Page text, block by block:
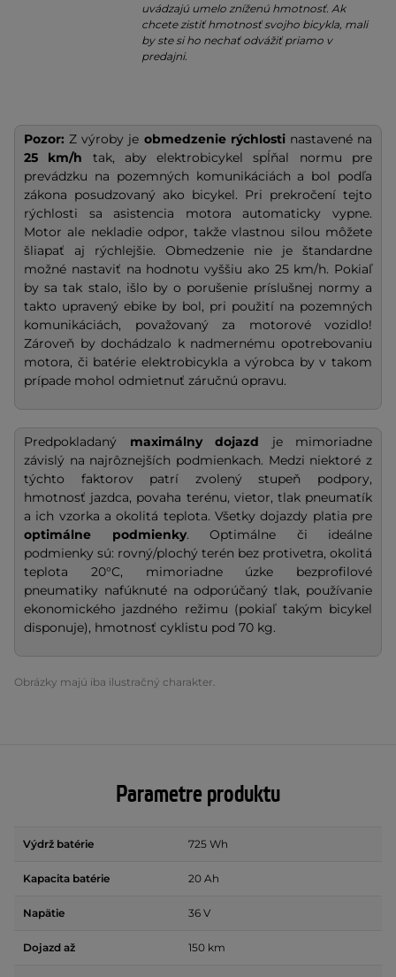
uvádzajú umelo zníženú hmotnosť. Ak
chcete zistiť hmotnosť svojho bicykla, mali
by ste si ho nechať odvážiť priamo v
predajni.
Pozor: Z výroby je obmedzenie rýchlostinastavené na
25 km/h tak, aby elektrobicykel spĺňal normu pre
prevádzku na pozemných komunikáciách a bol podľa
zákona posudzovaný ako bicykel. Pri prekročení tejto
rýchlosti sa asistencia motora automaticky vypne.
Motor ale nekladie odpor, takže vlastnou silou môžete
šliapať aj rýchlejšie. Obmedzenie nie je štandardne
možné nastaviť na hodnotu vyššiu ako 25 km/h. Pokiaľ
by sa tak stalo, išlo by o porušenie príslušnej normy a
takto upravený ebike by bol, pri použití na pozemných
komunikáciách, považovaný za motorové vozidlo!
Zároveň by dochádzalo k nadmernému opotrebovaniu
motora, či batérie elektrobicykla a výrobca by v takom
prípade mohol odmietnuť záručnú opravu.
Predpokladaný maximálny dojazd je mimoriadne
závislý na najrôznejších podmienkach. Medzi niektoré z
týchto faktorov patrí zvolený stupeň podpory,
hmotnosť jazdca, povaha terénu, vietor, tlak pneumatík
a ich vzorka a okolitá teplota. Všetky dojazdy platia pre
optimálne podmienky. Optimálne či ideálne
podmienky sú: rovný/plochý terén bez protivetra, okolitá
teplota 20°C, mimoriadne úzke bezprofilové
pneumatiky nafúknuté na odporúčaný tlak, používanie
ekonomického jazdného režimu (pokiaľ takým bicykel
disponuje), hmotnosť cyklistu pod 70 kg.
Obrázky majú iba ilustračný charakter.
Parametre produktu
Výdrž batérie 725 Wh
Kapacita batérie 20 Ah
Napätie 36 V
Dojazd až 150 km